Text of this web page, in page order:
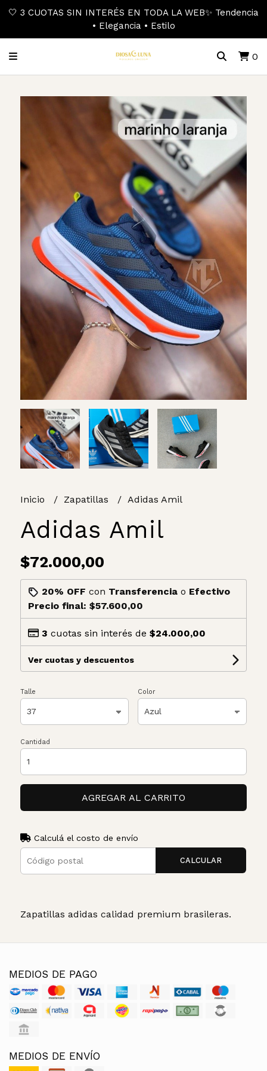
🤍 3 CUOTAS SIN INTERÉS EN TODA LA WEB✨ Tendencia
• Elegancia • Estilo
0
Inicio Zapatillas Adidas Amil
Adidas Amil
$72.000,00
20% OFF con Transferenciao Efectivo
Precio final: $57.600,00
3 cuotas sin interés de $24.000,00
Ver cuotas y descuentos
Talle Color
Cantidad
AGREGAR AL CARRITO
Calculá el costo de envío
CALCULAR
Zapatillas adidas calidad premium brasileras.
MEDIOS DE PAGO
MEDIOS DE ENVÍO